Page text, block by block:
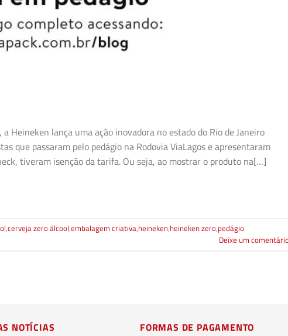
Heineken lança uma ação inovadora no estado do Rio de Janeiro
que passaram pelo pedágio na Rodovia ViaLagos e apresentaram
tiveram isenção da tarifa. Ou seja, ao mostrar o produto na[…]
,cerveja zero álcool,embalagem criativa,heineken,heineken zero,pedágio
Deixe um
NOTÍCIAS FORMAS DE PAGAMENTO